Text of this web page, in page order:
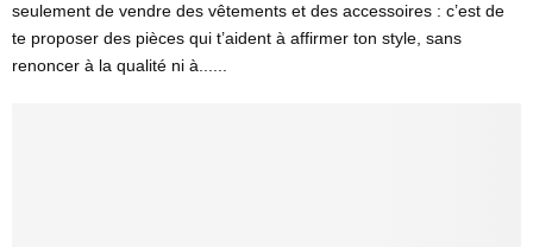
seulement de vendre des vêtements et des accessoires : c’est de
te proposer des pièces qui t’aident à affirmer ton style, sans
renoncer à la qualité ni à......